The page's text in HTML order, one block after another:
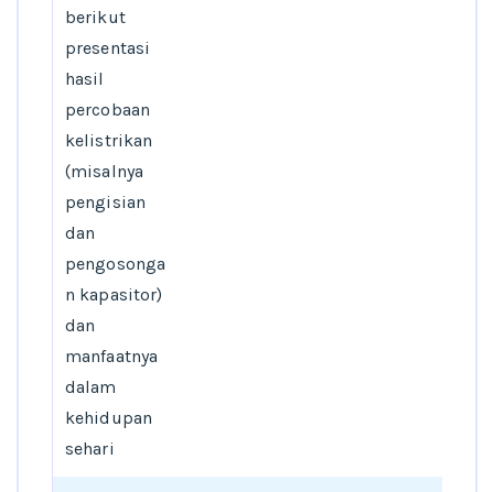
berikut
presentasi
hasil
percobaan
kelistrikan
(misalnya
pengisian
dan
pengosonga
n kapasitor)
dan
manfaatnya
dalam
kehidupan
sehari